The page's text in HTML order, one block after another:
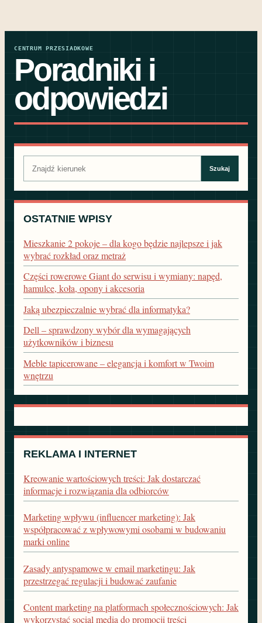
CENTRUM PRZESIADKOWE
Poradniki i
odpowiedzi
Szukaj
OSTATNIE WPISY
Mieszkanie 2 pokoje – dla kogo będzie najlepsze i jak
wybrać rozkład oraz metraż
Części rowerowe Giant do serwisu i wymiany: napęd,
hamulce, koła, opony i akcesoria
Jaką ubezpieczalnie wybrać dla informatyka?
Dell – sprawdzony wybór dla wymagających
użytkowników i biznesu
Meble tapicerowane – elegancja i komfort w Twoim
wnętrzu
REKLAMA I INTERNET
Kreowanie wartościowych treści: Jak dostarczać
informacje i rozwiązania dla odbiorców
Marketing wpływu (influencer marketing): Jak
współpracować z wpływowymi osobami w budowaniu
marki online
Zasady antyspamowe w email marketingu: Jak
przestrzegać regulacji i budować zaufanie
Content marketing na platformach społecznościowych: Jak
wykorzystać social media do promocji treści